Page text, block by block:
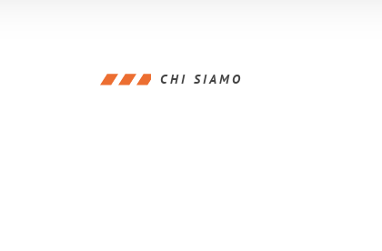
CHI SIAMO